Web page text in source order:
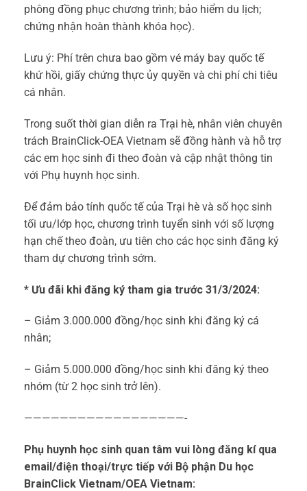
phông đồng phục chương trình; bảo hiểm du lịch;
chứng nhận hoàn thành khóa học).
Lưu ý: Phí trên chưa bao gồm vé máy bay quốc tế
khứ hồi, giấy chứng thực ủy quyền và chi phí chi tiêu
cá nhân.
Trong suốt thời gian diễn ra Trại hè, nhân viên chuyên
trách BrainClick-OEA Vietnam sẽ đồng hành và hỗ trợ
các em học sinh đi theo đoàn và cập nhật thông tin
với Phụ huynh học sinh.
Để đảm bảo tính quốc tế của Trại hè và số học sinh
tối ưu/lớp học, chương trình tuyển sinh với số lượng
hạn chế theo đoàn, ưu tiên cho các học sinh đăng ký
tham dự chương trình sớm.
* Ưu đãi khi đăng ký tham gia trước 31/3/2024:
– Giảm 3.000.000 đồng/học sinh khi đăng ký cá
nhân;
– Giảm 5.000.000 đồng/học sinh khi đăng ký theo
nhóm (từ 2 học sinh trở lên).
——————————————————-
Phụ huynh học sinh quan tâm vui lòng đăng kí qua
email/điện thoại/trực tiếp với Bộ phận Du học
BrainClick Vietnam/OEA Vietnam: